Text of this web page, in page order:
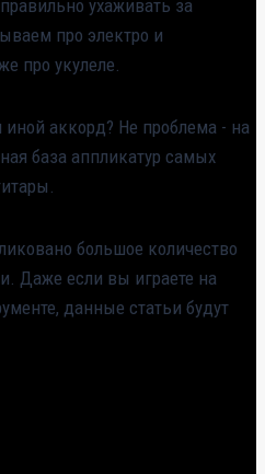
ухаживать за
про электро и
про укулеле.
иной аккорд? Не проблема - на
база аппликатур самых
большое количество
Даже если вы играете на
данные статьи будут